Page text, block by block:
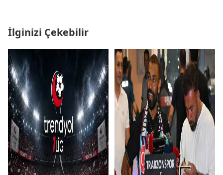
İlginizi Çekebilir